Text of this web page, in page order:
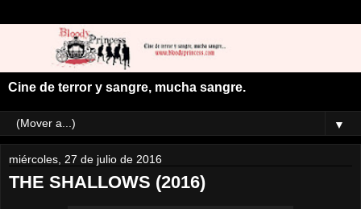
Cine de terror y sangre, mucha sangre.
▼
miércoles, 27 de julio de 2016
THE SHALLOWS (2016)